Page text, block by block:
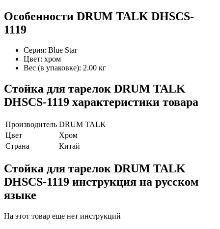
Особенности DRUM TALK DHSCS-
1119
Серия: Blue Star
Цвет: хром
Вес (в упаковке): 2.00 кг
Стойка для тарелок DRUM TALK
DHSCS-1119 характеристики товара
Производитель DRUM TALK
Цвет
Хром
Страна
Китай
Стойка для тарелок DRUM TALK
DHSCS-1119 инструкция на русском
языке
На этот товар еще нет инструкций